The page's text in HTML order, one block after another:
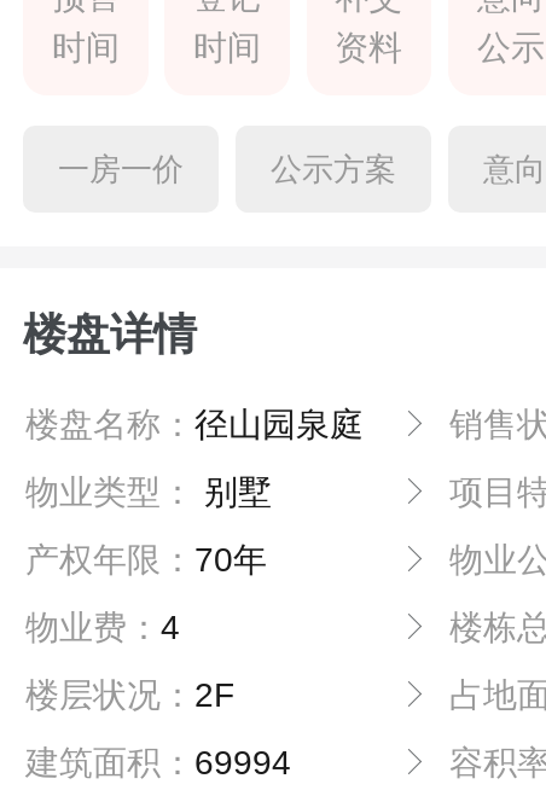
时间
时间
资料
公示
一房一价 公示方案 意
楼盘详情
楼盘名称： 径山园泉庭 销售
物业类型：
别墅 项目
产权年限： 70年 物业
物业费： 4 楼栋
楼层状况： 2F 占地
建筑面积： 69994 容积